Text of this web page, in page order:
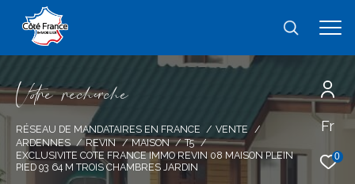
Fr
0
Vore recece
RÉSEAU DE MANDATAIRES EN FRANCE
VENTE
ARDENNES
REVIN MAISON
T5
EXCLUSIVITE COTE FRANCE IMMO REVIN 08 MAISON PLEIN
PIED 93 64 M TROIS CHAMBRES JARDIN
Effectuer une recherche
et trouver le bien qui correspond à vos
critères